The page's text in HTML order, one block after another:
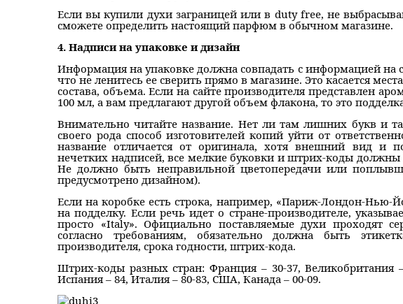
Если вы купили духи заграницей или в duty free, не
сможете определить настоящий парфюм в обычном магазине.
4. Надписи на упаковке и дизайн
Информация на упаковке должна совпадать с информацией на
что не ленитесь ее сверить прямо в магазине. Это касается
состава, объема. Если на сайте производителя представлен
100 мл, а вам предлагают другой объем флакона, то это
Внимательно читайте название. Нет ли там лишних букв и
своего рода способ изготовителей копий уйти от
название отличается от оригинала, хотя внешний вид и
нечетких надписей, все мелкие буковки и штрих-коды
Не должно быть неправильной цветопередачи или
предусмотрено дизайном).
Если на коробке есть строка, например, «Париж-Лондон-Нью-
на подделку. Если речь идет о стране-производителе,
просто «Italy». Официально поставляемые духи проходят
согласно требованиям, обязательно должна быть
производителя, срока годности, штрих-кода.
Штрих-коды разных стран: Франция – 30-37, Великобритания
Испания – 84, Италия – 80-83, США, Канада – 00-09.